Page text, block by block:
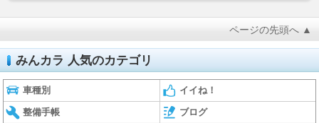
ページの先頭へ ▲
みんカラ 人気のカテゴリ
車種別 イイね！
整備手帳 ブログ